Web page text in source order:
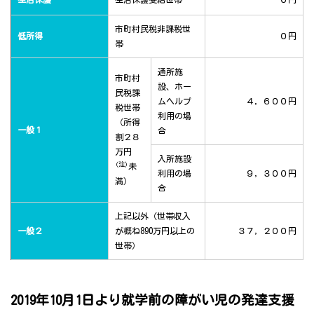
低所得
市町村民税非課税世
帯
０円
一般１
市町村
民税課
税世帯
（所得
割２８
万円
(注) 未
満）
通所施
設、ホー
ムヘルプ
利用の場
合
４，６００円
入所施設
利用の場
合
９，３００円
一般２
上記以外（世帯収入
が概ね890万円以上の
世帯）
３７，２００円
2019年10月1日より就学前の障がい児の発達支援